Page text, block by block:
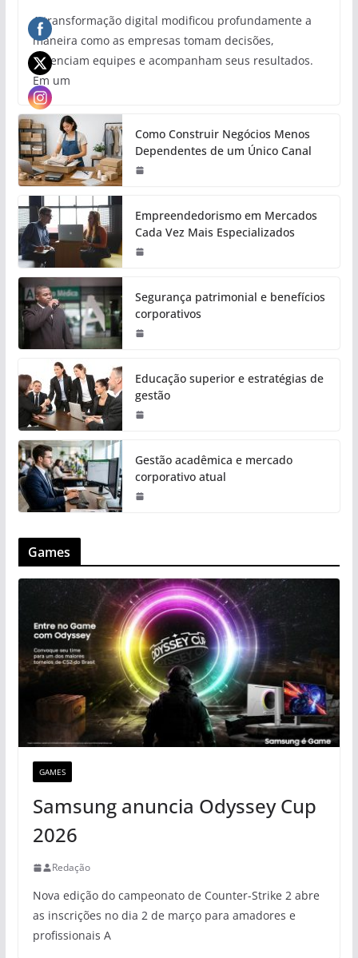
A transformação digital modificou profundamente a
maneira como as empresas tomam decisões,
gerenciam equipes e acompanham seus resultados.
Em um
Como Construir Negócios Menos
Dependentes de um Único Canal
Empreendedorismo em Mercados
Cada Vez Mais Especializados
Segurança patrimonial e benefícios
corporativos
Educação superior e estratégias de
gestão
Gestão acadêmica e mercado
corporativo atual
Games
GAMES
Samsung anuncia Odyssey Cup
2026
Redação
Nova edição do campeonato de Counter-Strike 2 abre
as inscrições no dia 2 de março para amadores e
profissionais A